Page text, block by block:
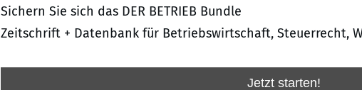
Sichern Sie sich das DER BETRIEB Bundle
Zeitschrift + Datenbank für Betriebswirtschaft, Steuerrecht,
Jetzt starten!